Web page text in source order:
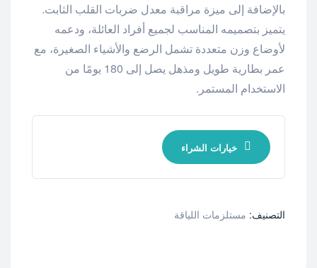
بالإضافة إلى ميزة مراقبة معدل ضربات القلب الثابت.
يتميز بتصميمه المناسب لجميع أفراد العائلة، ودعمه
لأوضاع وزن متعددة تشمل الرضع والأشياء الصغيرة، مع
عمر بطارية طويل ومذهل يصل إلى 180 يومًا من
الاستخدام المستمر.
خيارات الشراء
التصنيف: مستلزمات اللياقة